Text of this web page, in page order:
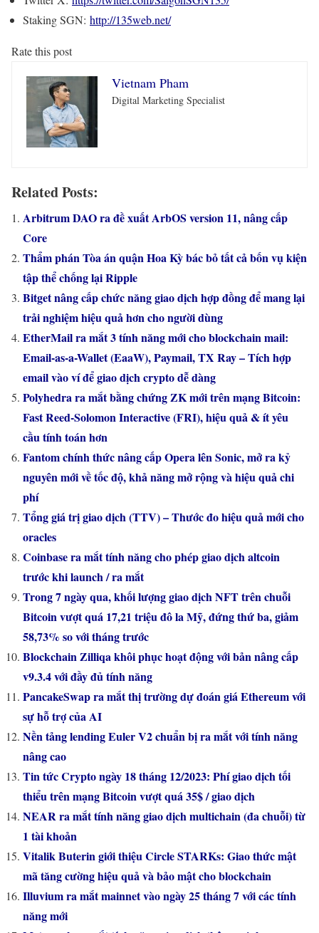
Staking SGN: http://135web.net/
Rate this post
Vietnam Pham
Digital Marketing Specialist
Related Posts:
Arbitrum DAO ra đề xuất ArbOS version 11, nâng cấp
Core
Thẩm phán Tòa án quận Hoa Kỳ bác bỏ tất cả bốn vụ kiện
tập thể chống lại Ripple
Bitget nâng cấp chức năng giao dịch hợp đồng để mang lại
trải nghiệm hiệu quả hơn cho người dùng
EtherMail ra mắt 3 tính năng mới cho blockchain mail:
Email-as-a-Wallet (EaaW), Paymail, TX Ray – Tích hợp
email vào ví để giao dịch crypto dễ dàng
Polyhedra ra mắt bằng chứng ZK mới trên mạng Bitcoin:
Fast Reed-Solomon Interactive (FRI), hiệu quả & ít yêu
cầu tính toán hơn
Fantom chính thức nâng cấp Opera lên Sonic, mở ra kỷ
nguyên mới về tốc độ, khả năng mở rộng và hiệu quả chi
phí
Tổng giá trị giao dịch (TTV) – Thước đo hiệu quả mới cho
oracles
Coinbase ra mắt tính năng cho phép giao dịch altcoin
trước khi launch / ra mắt
Trong 7 ngày qua, khối lượng giao dịch NFT trên chuỗi
Bitcoin vượt quá 17,21 triệu đô la Mỹ, đứng thứ ba, giảm
58,73% so với tháng trước
Blockchain Zilliqa khôi phục hoạt động với bản nâng cấp
v9.3.4 với đầy đủ tính năng
PancakeSwap ra mắt thị trường dự đoán giá Ethereum với
sự hỗ trợ của AI
Nền tảng lending Euler V2 chuẩn bị ra mắt với tính năng
nâng cao
Tin tức Crypto ngày 18 tháng 12/2023: Phí giao dịch tối
thiểu trên mạng Bitcoin vượt quá 35$ / giao dịch
NEAR ra mắt tính năng giao dịch multichain (đa chuỗi) từ
1 tài khoản
Vitalik Buterin giới thiệu Circle STARKs: Giao thức mật
mã tăng cường hiệu quả và bảo mật cho blockchain
Illuvium ra mắt mainnet vào ngày 25 tháng 7 với các tính
năng mới